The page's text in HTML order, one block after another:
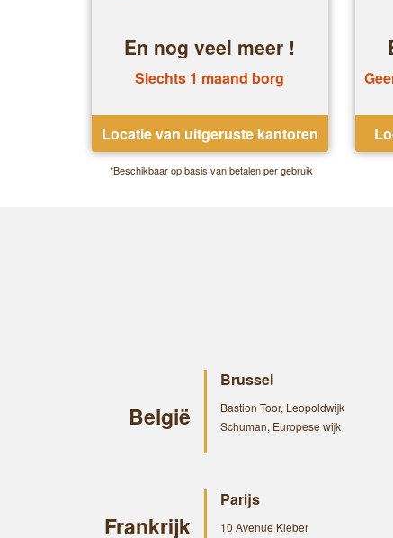
En nog veel meer !
Slechts 1 maand borg
Locatie van uitgeruste kantoren
*Beschikbaar op basis van betalen per gebruik
België
Brussel
Bastion Toor, Leopoldwijk
Schuman, Europese wijk
Frankrijk
Parijs
10 Avenue Kléber